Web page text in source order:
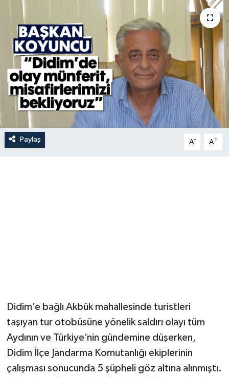
Paylaş A- A+
Didim’e bağlı Akbük mahallesinde turistleri
taşıyan tur otobüsüne yönelik saldırı olayı tüm
Aydının ve Türkiye’nin gündemine düşerken,
Didim İlçe Jandarma Komutanlığı ekiplerinin
çalışması sonucunda 5 şüpheli göz altına alınmıştı.